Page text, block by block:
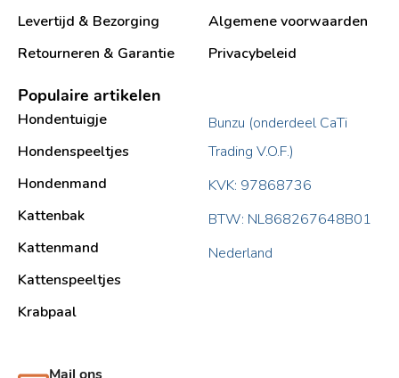
Levertijd & Bezorging
Retourneren & Garantie
Algemene voorwaarden
Privacybeleid
Populaire artikelen
Hondentuigje
Hondenspeeltjes
Hondenmand
Kattenbak
Kattenmand
Kattenspeeltjes
Krabpaal​
Bunzu (onderdeel CaTi
Trading V.O.F.)
KVK: 97868736
BTW: NL868267648B01
Nederland